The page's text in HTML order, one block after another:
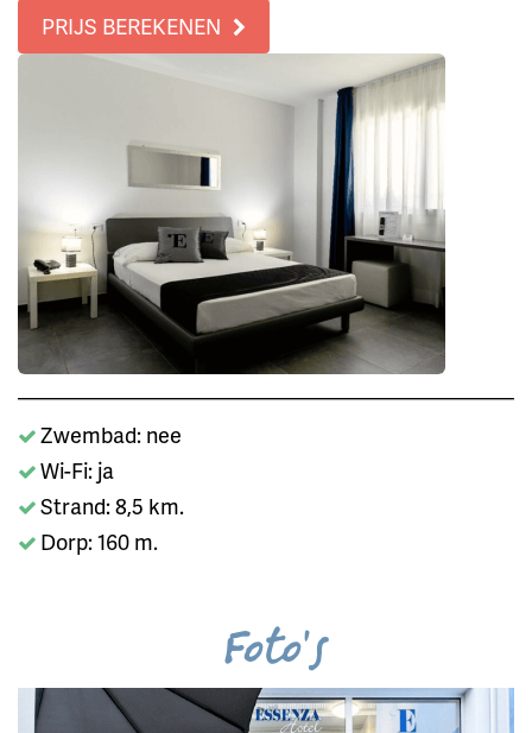
PRIJS BEREKENEN
Zwembad: nee
Wi-Fi: ja
Strand: 8,5 km.
Dorp: 160 m.
Foto's